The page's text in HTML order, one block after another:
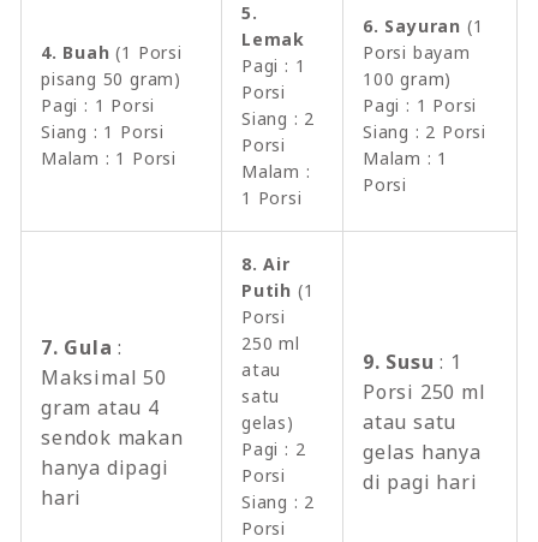
4. Buah (1 Porsi
pisang 50 gram)
Pagi : 1 Porsi
Siang : 1 Porsi
Malam : 1 Porsi
5.
Lemak
Pagi : 1
Porsi
Siang : 2
Porsi
Malam :
1 Porsi
6. Sayuran (1
Porsi bayam
100 gram)
Pagi : 1 Porsi
Siang : 2 Porsi
Malam : 1
Porsi
7. Gula :
Maksimal 50
gram atau 4
sendok makan
hanya dipagi
hari
8. Air
Putih (1
Porsi
250 ml
atau
satu
gelas)
Pagi : 2
Porsi
Siang : 2
Porsi
9. Susu : 1
Porsi 250 ml
atau satu
gelas hanya
di pagi hari